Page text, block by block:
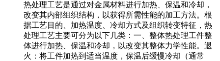
热处理工艺是通过对金属材料进行加热、保温和冷却，
改变其内部组织结构，以获得所需性能的加工方法。根
据工艺目的、加热温度、冷却方式及组织转变特征，热
处理工艺主要可分为以下几类：一、整体热处理工件整
体进行加热、保温和冷却，以改变其整体力学性能。退
火：将工件加热到适当温度，保温后缓慢冷却（通常